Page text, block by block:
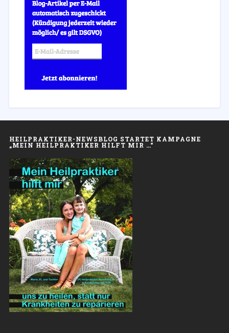
HEILPRAKTIKER-NEWSBLOG STARTET KAMPAGNE
„MEIN HEILPRAKTIKER HILFT MIR …“